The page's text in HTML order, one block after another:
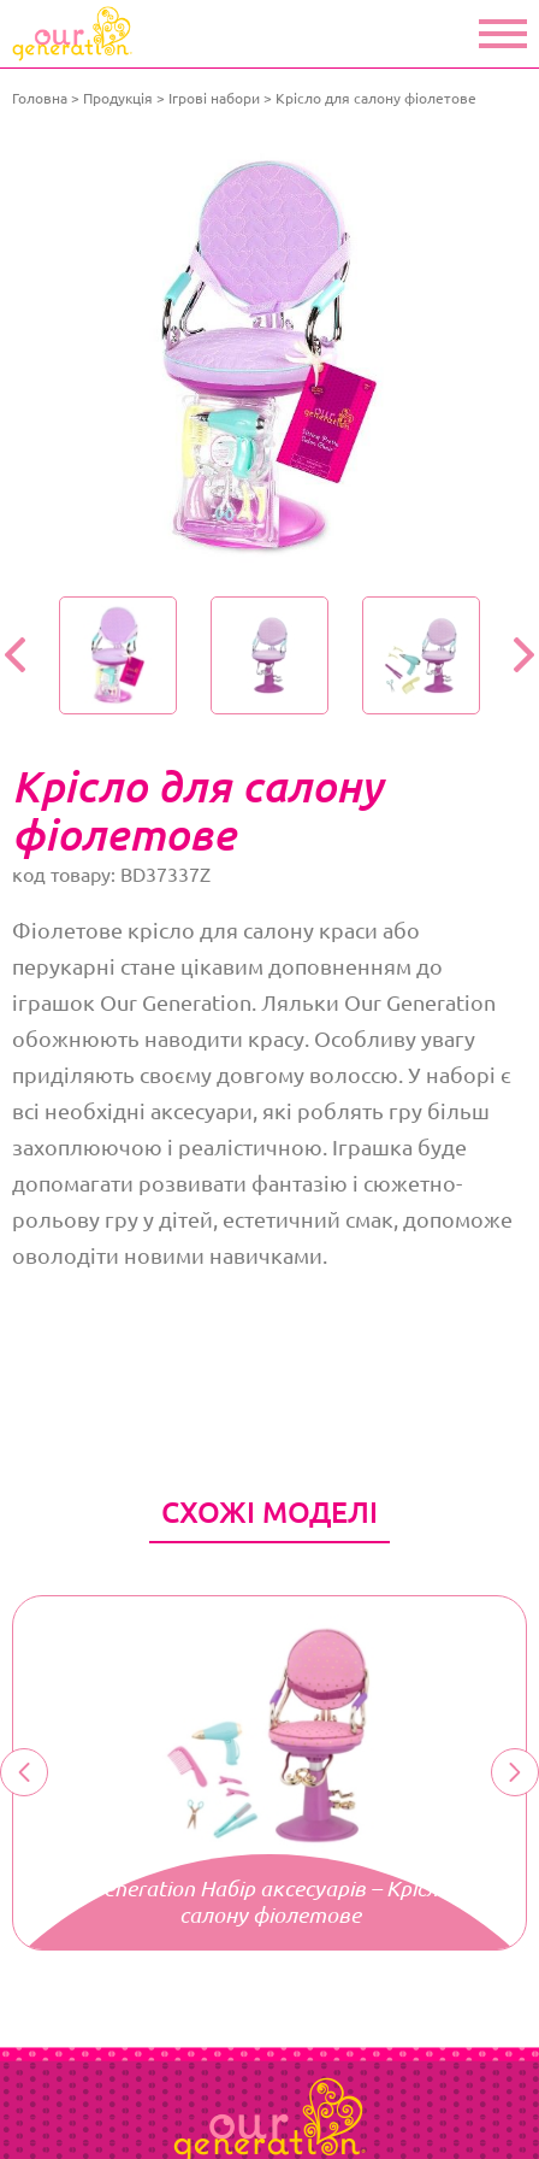
Головна Продукція Ігрові набори Крісло для салону фіолетове
Крісло для салону
фіолетове
код товару: BD37337Z
Фіолетове крісло для салону краси або
перукарні стане цікавим доповненням до
іграшок Our Generation. Ляльки Our Generation
обожнюють наводити красу. Особливу увагу
приділяють своєму довгому волоссю. У наборі є
всі необхідні аксесуари, які роблять гру більш
захоплюючою і реалістичною. Іграшка буде
допомагати розвивати фантазію і сюжетно-
рольову гру у дітей, естетичний смак, допоможе
оволодіти новими навичками.
СХОЖІ МОДЕЛІ
Our Generation Набір аксесуарів – Крісло для
салону фіолетове